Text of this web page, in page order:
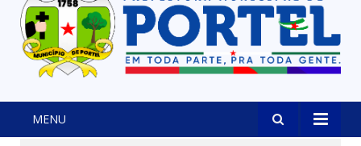
MENU